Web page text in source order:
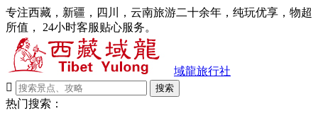
专注西藏，新疆，四川，云南旅游二十余年，纯玩优享，物超
所值， 24小时客服贴心服务。
域龍旅行社

搜索
热门搜索：